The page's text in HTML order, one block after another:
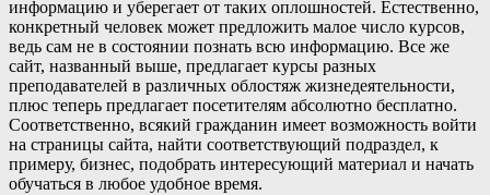
информацию и уберегает от таких оплошностей. Естественно,
конкретный человек может предложить малое число курсов,
ведь сам не в состоянии познать всю информацию. Все же
сайт, названный выше, предлагает курсы разных
преподавателей в различных облостяж жизнедеятельности,
плюс теперь предлагает посетителям абсолютно бесплатно.
Соответственно, всякий гражданин имеет возможность войти
на страницы сайта, найти соответствующий подраздел, к
примеру, бизнес, подобрать интересующий материал и начать
обучаться в любое удобное время.